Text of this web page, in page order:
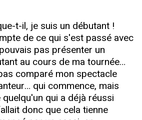
t-il, je suis un débutant !
de ce qui s'est passé avec
pas présenter un
au cours de ma tournée…
comparé mon spectacle
qui commence, mais
qui a déjà réussi
donc que cela tienne